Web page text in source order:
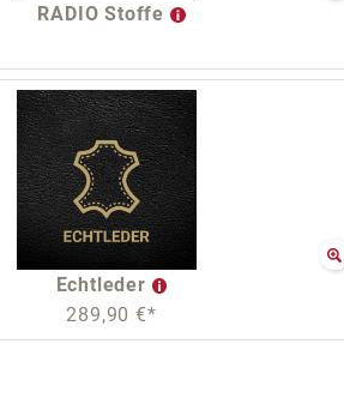
RADIO Stoffe
Echtleder
289,90 €*